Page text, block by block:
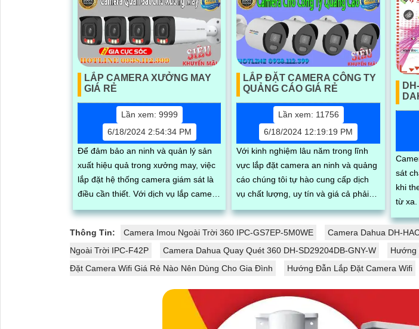
LẮP CAMERA XƯỞNG MAY
GIÁ RẺ
Lần xem: 9999
6/18/2024 2:54:34 PM
Để đảm bảo an ninh và quản lý sản
xuất hiệu quả trong xưởng may, việc
lắp đặt hệ thống camera giám sát là
điều cần thiết. Với dịch vụ lắp camera
xưởng may giá rẻ của chúng tôi,...
LẮP ĐẶT CAMERA CÔNG TY
QUẢNG CÁO GIÁ RẺ
Lần xem: 11756
6/18/2024 12:19:19 PM
Với kinh nghiệm lâu năm trong lĩnh
vực lắp đặt camera an ninh và quảng
cáo chúng tôi tự hào cung cấp dịch
vụ chất lượng, uy tín và giá cả phải
chăng. Đội ngũ kỹ thuật viên
sát
khi
từ xa. Với công nghệ Wifi tiên tiến,
bạn
soát
Thông Tin:
Camera Imou Ngoài Trời 360 IPC-GS7EP-5M0WE Camera Dahua DH-
Ngoài Trời IPC-F42P
Camera Dahua Quay Quét 360 DH-SD29204DB-GNY-W Hướng
Đặt Camera Wifi Giá Rẻ Nào Nên Dùng Cho Gia Đình
Hướng Đẫn Lắp Đặt Camera Wifi